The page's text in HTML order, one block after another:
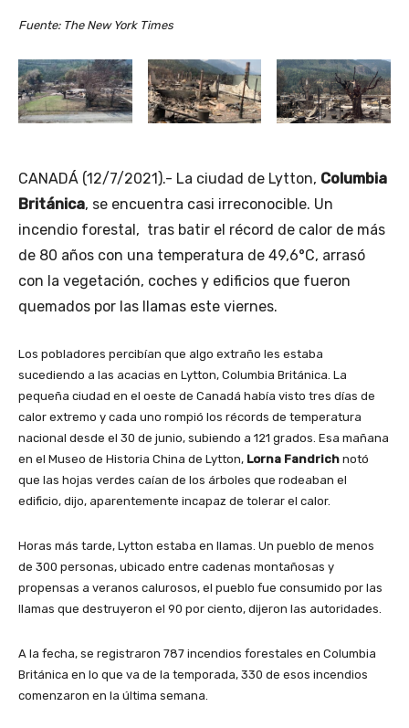
Fuente: The New York Times
CANADÁ (12/7/2021).- La ciudad de Lytton, Columbia
Británica, se encuentra casi irreconocible. Un
incendio forestal, tras batir el récord de calor de más
de 80 años con una temperatura de 49,6°C, arrasó
con la vegetación, coches y edificios que fueron
quemados por las llamas este viernes.
Los pobladores percibían que algo extraño les estaba
sucediendo a las acacias en Lytton, Columbia Británica. La
pequeña ciudad en el oeste de Canadá había visto tres días de
calor extremo y cada uno rompió los récords de temperatura
nacional desde el 30 de junio, subiendo a 121 grados. Esa mañana
en el Museo de Historia China de Lytton, Lorna Fandrich notó
que las hojas verdes caían de los árboles que rodeaban el
edificio, dijo, aparentemente incapaz de tolerar el calor.
Horas más tarde, Lytton estaba en llamas. Un pueblo de menos
de 300 personas, ubicado entre cadenas montañosas y
propensas a veranos calurosos, el pueblo fue consumido por las
llamas que destruyeron el 90 por ciento, dijeron las autoridades.
A la fecha, se registraron 787 incendios forestales en Columbia
Británica en lo que va de la temporada, 330 de esos incendios
comenzaron en la última semana.